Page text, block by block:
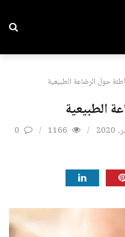
حول الرضاعة الطبيعية
الطبيعية
1166
0